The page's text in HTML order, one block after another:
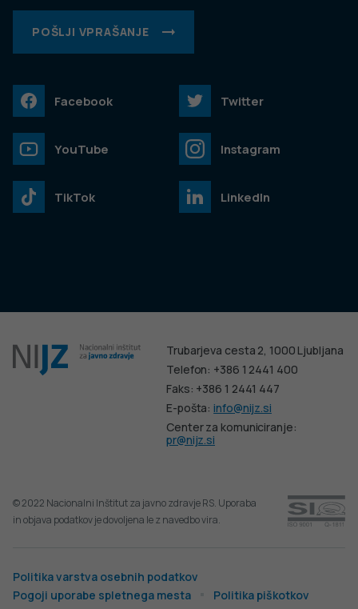
Trubarjeva cesta 2, 1000 Ljubljana
Telefon: +386 1 2441 400
Faks: +386 1 2441 447
E-pošta:info@nijz.si
Center za komuniciranje:
pr@nijz.si
Politika varstva osebnih podatkov
Pogoji uporabe spletnega mesta
Politika piškotkov
© 2022 Nacionalni Inštitut za javno zdravje RS. Uporaba
in objava podatkov je dovoljena le z navedbo vira.
POŠLJI VPRAŠANJE
Facebook Twitter
YouTube Instagram
TikTok LinkedIn